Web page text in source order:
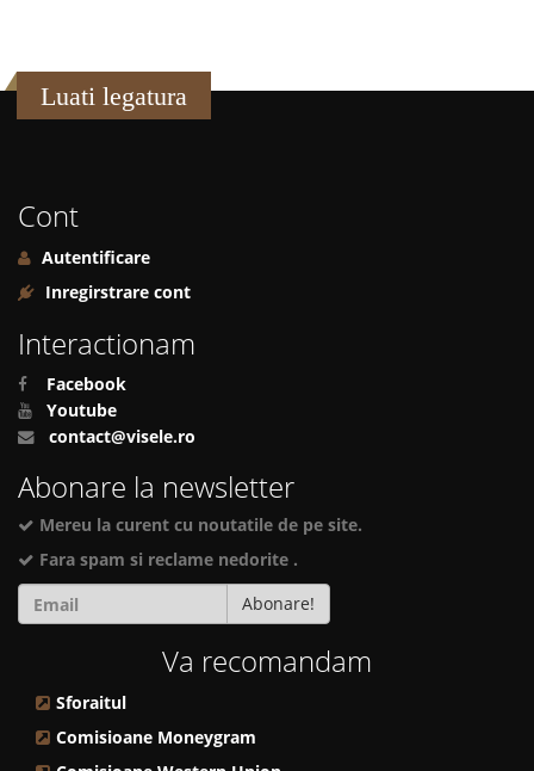
Luati legatura
Cont
Autentificare
Inregirstrare cont
Interactionam
Facebook
Youtube
contact@visele.ro
Abonare la newsletter
Mereu la curent cu noutatile de pe site.
Fara spam si reclame nedorite .
Abonare!
Va recomandam
Sforaitul
Comisioane Moneygram